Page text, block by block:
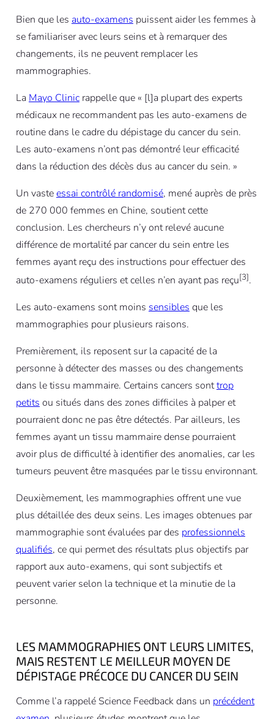
Bien que les auto-examens puissent aider les femmes à
se familiariser avec leurs seins et à remarquer des
changements, ils ne peuvent remplacer les
mammographies.
La Mayo Clinicrappelle que « [l]a plupart des experts
médicaux ne recommandent pas les auto-examens de
routine dans le cadre du dépistage du cancer du sein.
Les auto-examens n’ont pas démontré leur efficacité
dans la réduction des décès dus au cancer du sein. »
Un vasteessai contrôlé randomisé, mené auprès de près
de 270 000 femmes en Chine, soutient cette
conclusion. Les chercheurs n’y ont relevé aucune
différence de mortalité par cancer du sein entre les
femmes ayant reçu des instructions pour effectuer des
auto-examens réguliers et celles n’en ayant pas reçu[3].
Les auto-examens sont moins sensibles que les
mammographies pour plusieurs raisons.
Premièrement, ils reposent sur la capacité de la
personne à détecter des masses ou des changements
dans le tissu mammaire. Certains cancers sonttrop
petits ou situés dans des zones difficiles à palper et
pourraient donc ne pas être détectés. Par ailleurs, les
femmes ayant un tissu mammaire dense pourraient
avoir plus de difficulté à identifier des anomalies, car les
tumeurs peuvent être masquées par le tissu environnant.
Deuxièmement, les mammographies offrent une vue
plus détaillée des deux seins. Les images obtenues par
mammographie sont évaluées par des professionnels
qualifiés, ce qui permet des résultats plus objectifs par
rapport aux auto-examens, qui sont subjectifs et
peuvent varier selon la technique et la minutie de la
personne.
LES MAMMOGRAPHIES ONT LEURS LIMITES,
MAIS RESTENT LE MEILLEUR MOYEN DE
DÉPISTAGE PRÉCOCE DU CANCER DU SEIN
Comme l’a rappelé Science Feedback dans un précédent